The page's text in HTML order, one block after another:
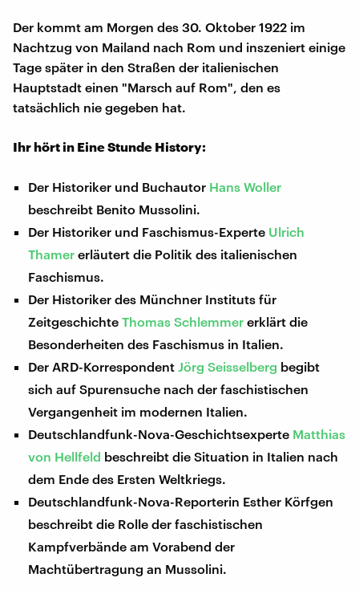
Der kommt am Morgen des 30. Oktober 1922 im
Nachtzug von Mailand nach Rom und inszeniert einige
Tage später in den Straßen der italienischen
Hauptstadt einen "Marsch auf Rom", den es
tatsächlich nie gegeben hat.
Ihr hört in Eine Stunde History:
Der Historiker und Buchautor Hans Woller
beschreibt Benito Mussolini.
Der Historiker und Faschismus-Experte Ulrich
Thamer erläutert die Politik des italienischen
Faschismus.
Der Historiker des Münchner Instituts für
ZeitgeschichteThomas Schlemmer erklärt die
Besonderheiten des Faschismus in Italien.
Der ARD-Korrespondent Jörg Seisselberg begibt
sich auf Spurensuche nach der faschistischen
Vergangenheit im modernen Italien.
Deutschlandfunk-Nova-Geschichtsexperte Matthias
von Hellfeld beschreibt die Situation in Italien nach
dem Ende des Ersten Weltkriegs.
Deutschlandfunk-Nova-Reporterin Esther Körfgen
beschreibt die Rolle der faschistischen
Kampfverbände am Vorabend der
Machtübertragung an Mussolini.